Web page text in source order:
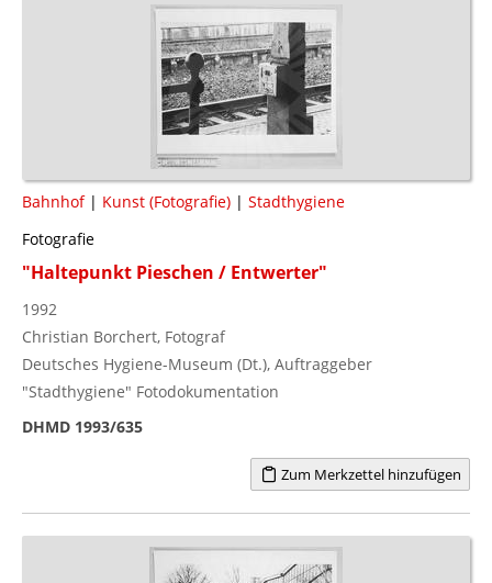
Bahnhof| Kunst (Fotografie) | Stadthygiene
Fotografie
"Haltepunkt Pieschen / Entwerter"
1992
Christian Borchert, Fotograf
Deutsches Hygiene-Museum (Dt.), Auftraggeber
"Stadthygiene" Fotodokumentation
DHMD 1993/635
Zum Merkzettel hinzufügen